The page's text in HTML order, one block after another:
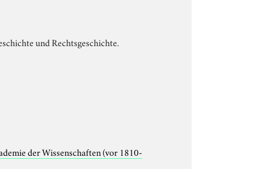
und Rechtsgeschichte.
der Wissenschaften (vor 1810-